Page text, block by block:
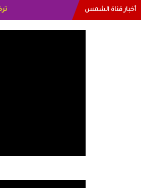
أخبار قناة الشمس